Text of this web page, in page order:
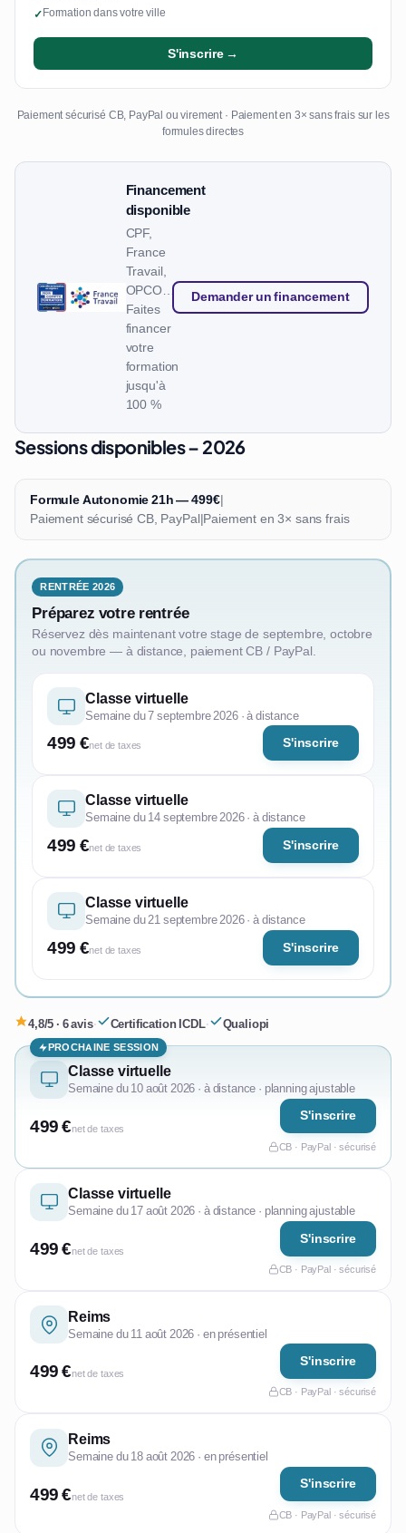
✓Formation dans votre ville
S'inscrire →
Paiement sécurisé CB, PayPal ou virement · Paiement en 3× sans frais sur les
formules directes
Financement
disponible
CPF,
France
Travail,
OPCO…
Faites
financer
votre
formation
jusqu'à
100 %
Demander un financement
Sessions disponibles – 2026
Formule Autonomie 21h — 499€|
Paiement sécurisé CB, PayPal|Paiement en 3× sans frais
RENTRÉE 2026
Préparez votre rentrée
Réservez dès maintenant votre stage de septembre, octobre
ou novembre — à distance, paiement CB / PayPal.
Classe virtuelle
Semaine du 7 septembre 2026 · à distance
499 €net de taxes S'inscrire
Classe virtuelle
Semaine du 14 septembre 2026 · à distance
499 €net de taxes S'inscrire
Classe virtuelle
Semaine du 21 septembre 2026 · à distance
499 €net de taxes S'inscrire
4,8/5 · 6 avis· Certification ICDL· Qualiopi
PROCHAINE SESSION
Classe virtuelle
Semaine du 10 août 2026 · à distance · planning ajustable
499 €net de taxes
S'inscrire
CB · PayPal · sécurisé
Classe virtuelle
Semaine du 17 août 2026 · à distance · planning ajustable
499 €net de taxes
S'inscrire
CB · PayPal · sécurisé
Reims
Semaine du 11 août 2026 · en présentiel
499 €net de taxes
S'inscrire
CB · PayPal · sécurisé
Reims
Semaine du 18 août 2026 · en présentiel
499 €net de taxes
S'inscrire
CB · PayPal · sécurisé